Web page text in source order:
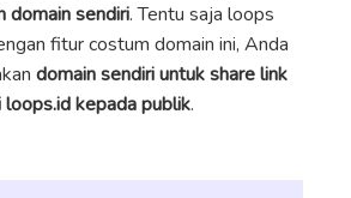
domain sendiri. Tentu saja loops
fitur costum domain ini, Anda
domain sendiri untuk share link
loops.id kepada publik.